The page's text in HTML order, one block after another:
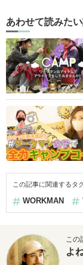
あわせて読みた
この記事に関連するタ
WORKMAN
この
よ